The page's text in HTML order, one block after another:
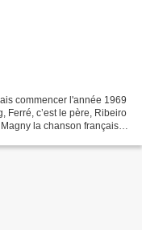
commencer l'année 1969
Ferré, c’est le père, Ribeiro
la chanson française